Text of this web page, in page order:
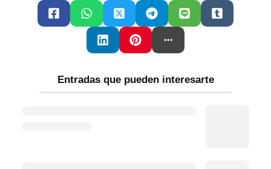
Entradas que pueden interesarte